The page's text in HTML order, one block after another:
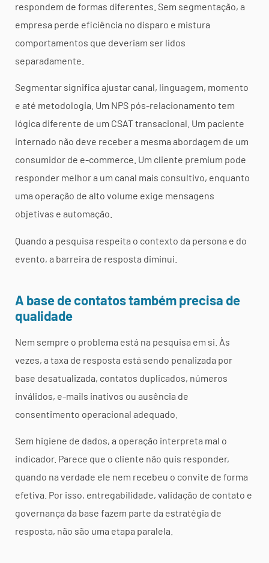
respondem de formas diferentes. Sem segmentação, a
empresa perde eficiência no disparo e mistura
comportamentos que deveriam ser lidos
separadamente.
Segmentar significa ajustar canal, linguagem, momento
e até metodologia. Um NPS pós-relacionamento tem
lógica diferente de um CSAT transacional. Um paciente
internado não deve receber a mesma abordagem de um
consumidor de e-commerce. Um cliente premium pode
responder melhor a um canal mais consultivo, enquanto
uma operação de alto volume exige mensagens
objetivas e automação.
Quando a pesquisa respeita o contexto da persona e do
evento, a barreira de resposta diminui.
A base de contatos também precisa de
qualidade
Nem sempre o problema está na pesquisa em si. Às
vezes, a taxa de resposta está sendo penalizada por
base desatualizada, contatos duplicados, números
inválidos, e-mails inativos ou ausência de
consentimento operacional adequado.
Sem higiene de dados, a operação interpreta mal o
indicador. Parece que o cliente não quis responder,
quando na verdade ele nem recebeu o convite de forma
efetiva. Por isso, entregabilidade, validação de contato e
governança da base fazem parte da estratégia de
resposta, não são uma etapa paralela.